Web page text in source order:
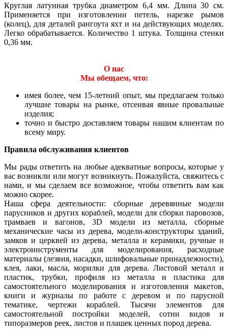
Круглая латунная трубка диаметром 6,4 мм. Длина 30 см.
Применяется при изготовлении петель, нарезке рымов
(колец), для деталей рангоута яхт и на действующих моделях.
Легко обрабатывается. Количество 1 штука. Толщина стенки
0,36 мм.
О нас
Мы обещаем, что:
имея более, чем 15-летний опыт, мы предлагаем только
лучшие товары на рынке, отсеивая явные провальные
изделия;
точно и быстро доставляем товары нашим клиентам по
всему миру.
Правила обслуживания клиентов
Мы рады ответить на любые адекватные вопросы, которые у
вас возникли или могут возникнуть. Пожалуйста, свяжитесь с
нами, и мы сделаем все возможное, чтобы ответить вам как
можно скорее.
Наша сфера деятельности: сборные деревянные модели
парусников и других кораблей, модели для сборки паровозов,
трамваев и вагонов, 3D модели из металла, сборные
механические часы из дерева, модели-конструкторы зданий,
замков и церквей из дерева, металла и керамики, ручные и
электроинструменты для моделирования, расходные
материалы (лезвия, насадки, шлифовальные принадлежности),
клея, лаки, масла, морилки для дерева. Листовой металл и
пластик, трубки, профиля из металла и пластика для
самостоятельного моделирования и изготовления макетов,
книги и журналы по работе с деревом и по парусной
тематике, чертежи кораблей. Тысячи элементов для
самостоятельной постройки моделей, сотни видов и
типоразмеров реек, листов и плашек ценных пород дерева.